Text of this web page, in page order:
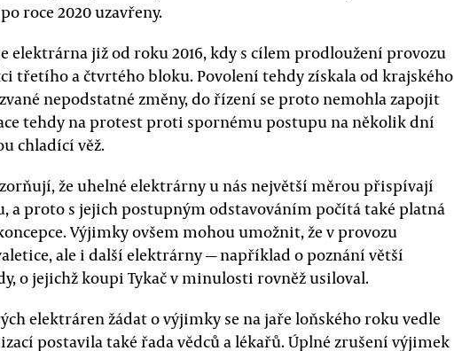
roce 2020 uzavřeny.
elektrárna již od roku 2016, kdy s cílem prodloužení provozu
třetího a čtvrtého bloku. Povolení tehdy získala od krajského
nepodstatné změny, do řízení se proto nemohla zapojit
tehdy na protest proti spornému postupu na několik dní
chladící věž.
že uhelné elektrárny u nás největší měrou přispívají
a proto s jejich postupným odstavováním počítá také platná
Výjimky ovšem mohou umožnit, že v provozu
ale i další elektrárny — například o poznání větší
o jejichž koupi Tykač v minulosti rovněž usiloval.
elektráren žádat o výjimky se na jaře loňského roku vedle
postavila také řada vědců a lékařů. Úplné zrušení výjimek